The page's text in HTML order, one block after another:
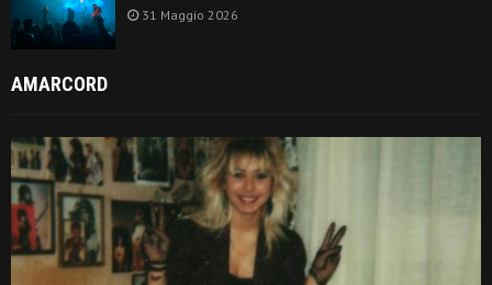
31 Maggio 2026
AMARCORD